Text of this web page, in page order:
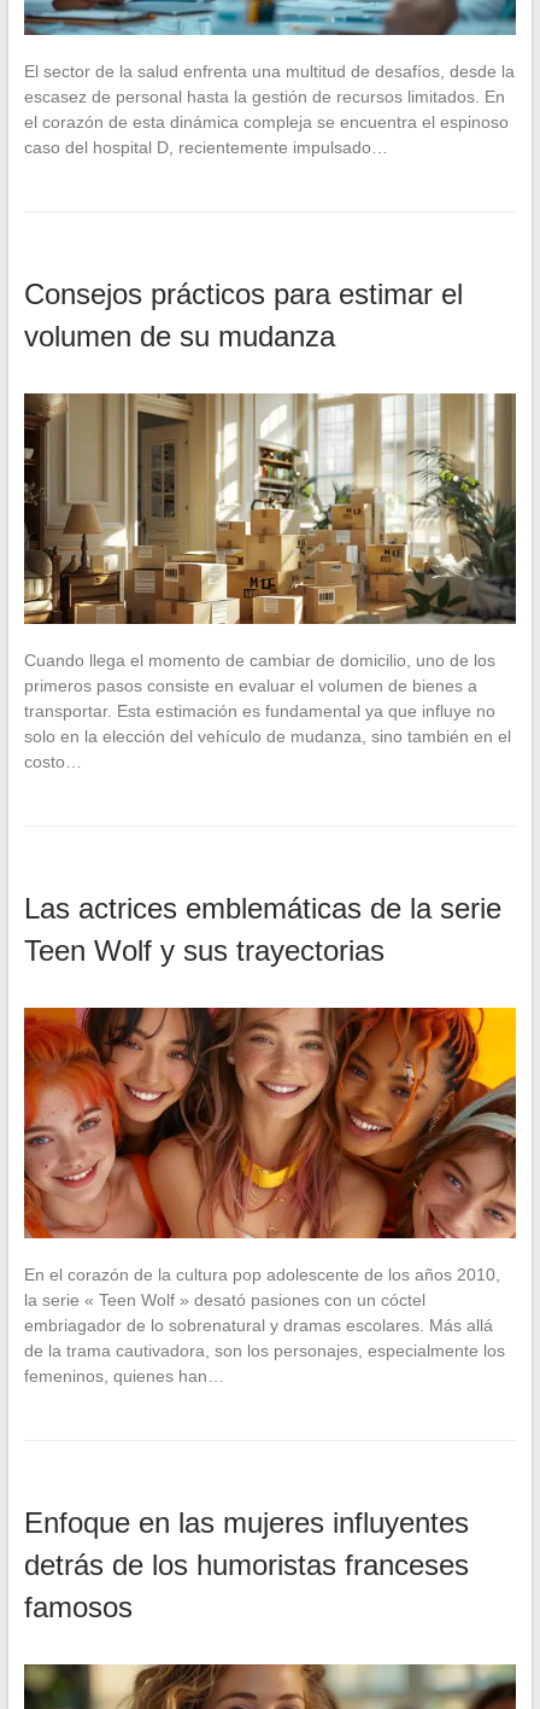
El sector de la salud enfrenta una multitud de desafíos, desde la
escasez de personal hasta la gestión de recursos limitados. En
el corazón de esta dinámica compleja se encuentra el espinoso
caso del hospital D, recientemente impulsado…
Consejos prácticos para estimar el
volumen de su mudanza
Cuando llega el momento de cambiar de domicilio, uno de los
primeros pasos consiste en evaluar el volumen de bienes a
transportar. Esta estimación es fundamental ya que influye no
solo en la elección del vehículo de mudanza, sino también en el
costo…
Las actrices emblemáticas de la serie
Teen Wolf y sus trayectorias
En el corazón de la cultura pop adolescente de los años 2010,
la serie « Teen Wolf » desató pasiones con un cóctel
embriagador de lo sobrenatural y dramas escolares. Más allá
de la trama cautivadora, son los personajes, especialmente los
femeninos, quienes han…
Enfoque en las mujeres influyentes
detrás de los humoristas franceses
famosos